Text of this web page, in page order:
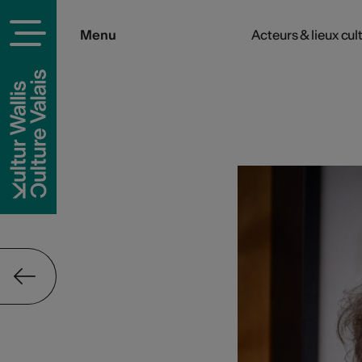
Menu Acteurs & lieux